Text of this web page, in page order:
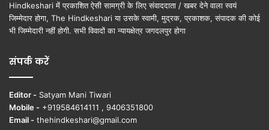
Hindkeshari में प्रकाशित ऐसी सामग्री के लिए संवाददाता / खबर देने वाला स्वयं
जिम्मेदार होगा, The Hindkeshari या उसके स्वामी, मुद्रक, प्रकाशक, संपादक की कोई
भी जिम्मेदारी नहीं होगी. सभी विवादों का न्यायक्षेत्र जगदलपुर होगा
संपर्क करें
Editor - Satyam Mani Tiwari
Mobile - +919584614111 , 9406351800
Email - thehindkeshari@gmail.com